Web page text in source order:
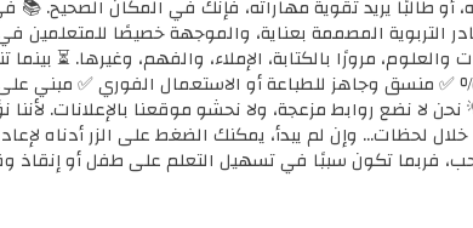
التربوية المصممة بعناية، والموجهة خصيصًا
والعلوم، مرورًا بالكتابة، الإملاء، والفهم، وغيرها. ⏳
محتوى نوفره هنا: ✅ مجاني 100٪ ✅ منسق وجاهز للطباعة أو الاستعمال
نحن لا نضع روابط مزعجة، ولا نحشو موقعنا بالإعلانات.
لحظات... وإن لم يبدأ، يمكنك الضغط على الزر أدناه
فربما تكون سببًا في تسهيل التعلم على طفل أو إنقاذ